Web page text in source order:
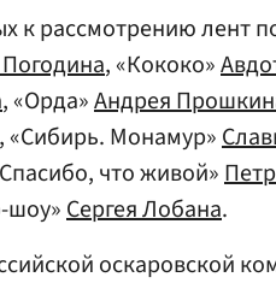
к рассмотрению лент
, «Кококо»
, «Орда»Андрея
, «Сибирь. Монамур»
что живой»
шоу»Сергея Лобана.
оскаровской